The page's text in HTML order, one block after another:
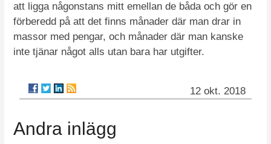
att ligga någonstans mitt emellan de båda och gör en
förberedd på att det finns månader där man drar in
massor med pengar, och månader där man kanske
inte tjänar något alls utan bara har utgifter.
12 okt. 2018
Andra inlägg